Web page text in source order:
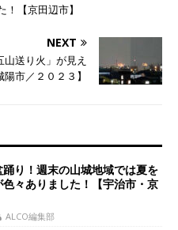
【京田辺市】
NEXT
送り火」が見え
市／２０２３】
り！週末の山城地域では夏を
々ありました！【宇治市・京
ALCO編集部